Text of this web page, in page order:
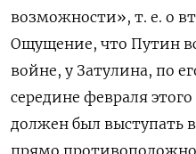
возможности», т. е. о
Ощущение, что Путин
войне, у Затулина, по
середине февраля
должен был выступать
прямо